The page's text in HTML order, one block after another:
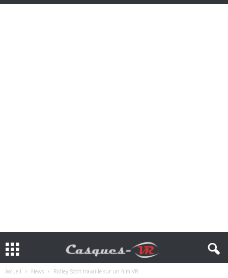
Accueil News Ridley Scott travaille sur un film VR